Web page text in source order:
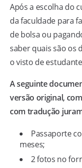
Após a escolha do
da faculdade para
de bolsa ou
saber quais são os
o visto de
A seguinte
versão original,
com tradução
Passaporte
meses;
2 fotos no